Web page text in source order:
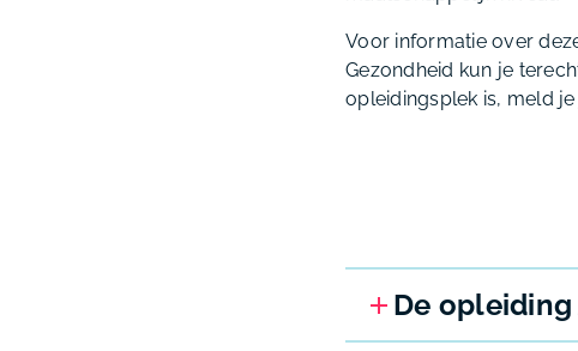
Voor informatie over
Gezondheid kun je
opleidingsplek is, meld
De